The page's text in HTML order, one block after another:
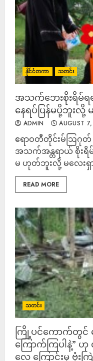
နိုင်ငံတကာ သတင်း
အသက်ဘေးစိုးရိမ်
နေရပ်ပြန်မပို့ဘူးလို့ မ
ADMIN AUGUST
ဧရာဝတီတိုင်းမ်ဩဂုတ်
အသက်အန္တရာယ် စိုးရိ
မ ဟုတ်ဘူးလို့ မလေးရှာ
READ MORE
သတင်း
ကြို့ပင်ကောက်တွင်
ကြောက်ကြပါနဲ့”
လေ ကြောင်းမှ ဗုံး